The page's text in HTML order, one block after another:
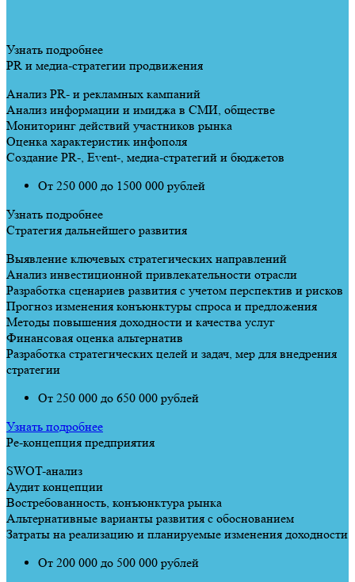
Узнать подробнее
PR и медиа-стратегии продвижения
Анализ PR- и рекламных кампаний
Анализ информации и имиджа в СМИ, обществе
Мониторинг действий участников рынка
Оценка характеристик инфополя
Создание PR-, Event-, медиа-стратегий и бюджетов
От 250 000 до 1500 000 рублей
Узнать подробнее
Стратегия дальнейшего развития
Выявление ключевых стратегических направлений
Анализ инвестиционной привлекательности отрасли
Разработка сценариев развития с учетом перспектив и рисков
Прогноз изменения конъюнктуры спроса и предложения
Методы повышения доходности и качества услуг
Финансовая оценка альтернатив
Разработка стратегических целей и задач, мер для внедрения
стратегии
От 250 000 до 650 000 рублей
Узнать подробнее
Ре-концепция предприятия
SWOT-анализ
Аудит концепции
Востребованность, конъюнктура рынка
Альтернативные варианты развития с обоснованием
Затраты на реализацию и планируемые изменения доходности
От 200 000 до 500 000 рублей